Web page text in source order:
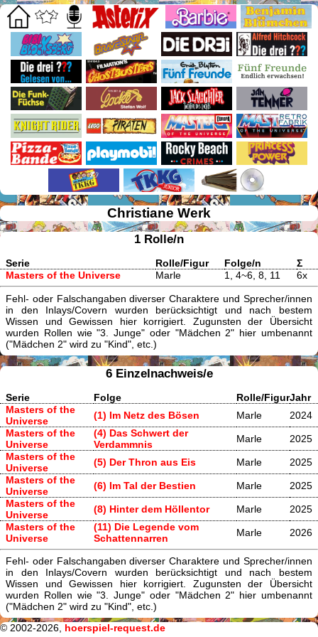
Christiane Werk
1 Rolle/n
Serie Rolle/Figur Folge/n
Σ
Masters of the Universe
Marle 1, 4~6, 8, 11 6x
Fehl- oder Falschangaben diverser Charaktere und Sprecher/innen
in den Inlays/Covern wurden berücksichtigt und nach bestem
Wissen und Gewissen hier korrigiert. Zugunsten der Übersicht
wurden Rollen wie "3. Junge" oder "Mädchen 2" hier umbenannt
("Mädchen 2" wird zu "Kind", etc.)
6 Einzelnachweis/e
Serie Folge Rolle/FigurJahr
Masters of the
Universe
(1) Im Netz des Bösen Marle
2024
Masters of the
Universe
(4) Das Schwert der
Verdammnis
Marle
2025
Masters of the
Universe
(5) Der Thron aus Eis Marle
2025
Masters of the
Universe
(6) Im Tal der Bestien Marle
2025
Masters of the
Universe
(8) Hinter dem Höllentor Marle
2025
Masters of the
Universe
(11) Die Legende vom
Schattennarren
Marle 2026
Fehl- oder Falschangaben diverser Charaktere und Sprecher/innen
in den Inlays/Covern wurden berücksichtigt und nach bestem
Wissen und Gewissen hier korrigiert. Zugunsten der Übersicht
wurden Rollen wie "3. Junge" oder "Mädchen 2" hier umbenannt
("Mädchen 2" wird zu "Kind", etc.)
© 2002-2026, hoerspiel-request.de